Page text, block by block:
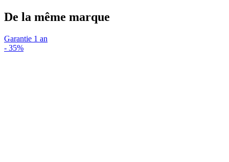
De la même marque
Garantie 1 an
- 35%